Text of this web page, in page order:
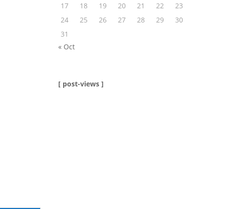
17
18 19 20 21 22
23
24
25 26 27 28 29
30
31
« Oct
[ post-views ]